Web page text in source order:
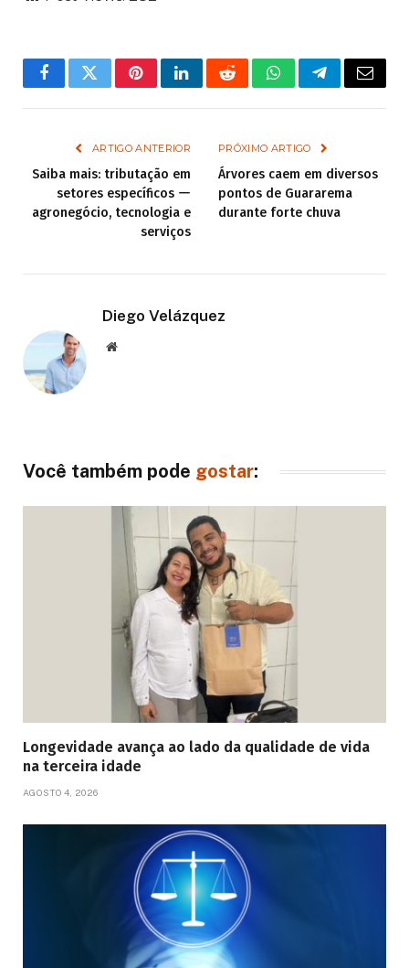
FacebookTwitterPinterestLinkedInRedditWhatsAppTelegramEmail
ARTIGO ANTERIOR
Saiba mais: tributação em
setores específicos ー
agronegócio, tecnologia e
serviços
PRÓXIMO ARTIGO
Árvores caem em diversos
pontos de Guararema
durante forte chuva
Diego Velázquez
Website
Você também pode gostar:
Longevidade avança ao lado da qualidade de vida
na terceira idade
AGOSTO 4, 2026